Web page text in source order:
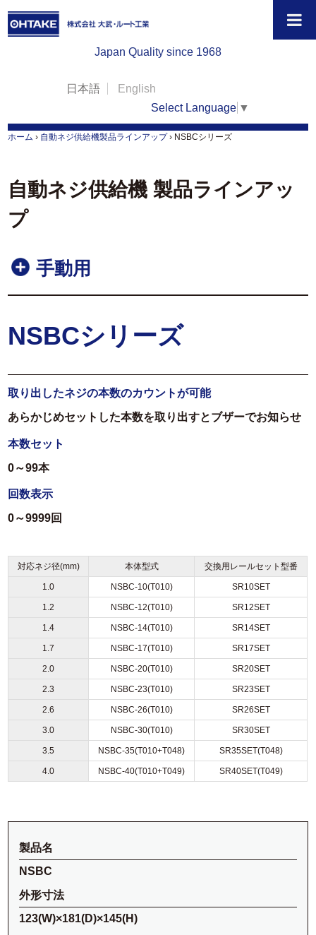
Japan Quality since 1968
日本語
English
Select Language ▼
ホーム › 自動ネジ供給機製品ラインアップ › NSBCシリーズ
自動ネジ供給機 製品ラインアッ
プ
手動用
NSBCシリーズ
取り出したネジの本数のカウントが可能
あらかじめセットした本数を取り出すとブザーでお知らせ
本数セット
0～99本
回数表示
0～9999回
対応ネジ径(mm) 本体型式 交換用レールセット型番
1.0 NSBC-10(T010) SR10SET
1.2 NSBC-12(T010) SR12SET
1.4 NSBC-14(T010) SR14SET
1.7 NSBC-17(T010) SR17SET
2.0 NSBC-20(T010) SR20SET
2.3 NSBC-23(T010) SR23SET
2.6 NSBC-26(T010) SR26SET
3.0 NSBC-30(T010) SR30SET
3.5 NSBC-35(T010+T048) SR35SET(T048)
4.0 NSBC-40(T010+T049) SR40SET(T049)
製品名
NSBC
外形寸法
123(W)×181(D)×145(H)